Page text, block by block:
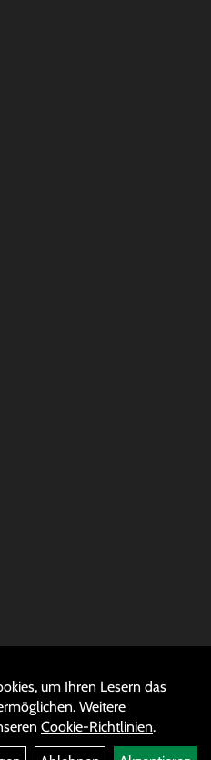
um Ihren Lesern das
Weitere
Cookie-Richtlinien.
Auftrag widerrufen